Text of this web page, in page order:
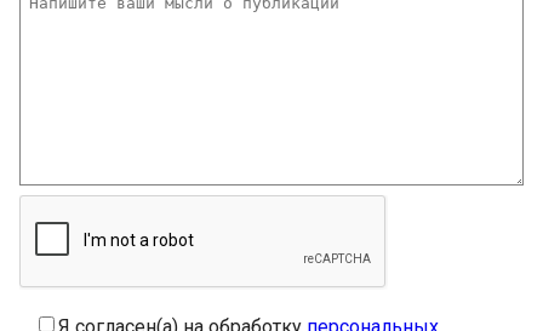
Я согласен(а) на обработку персональных